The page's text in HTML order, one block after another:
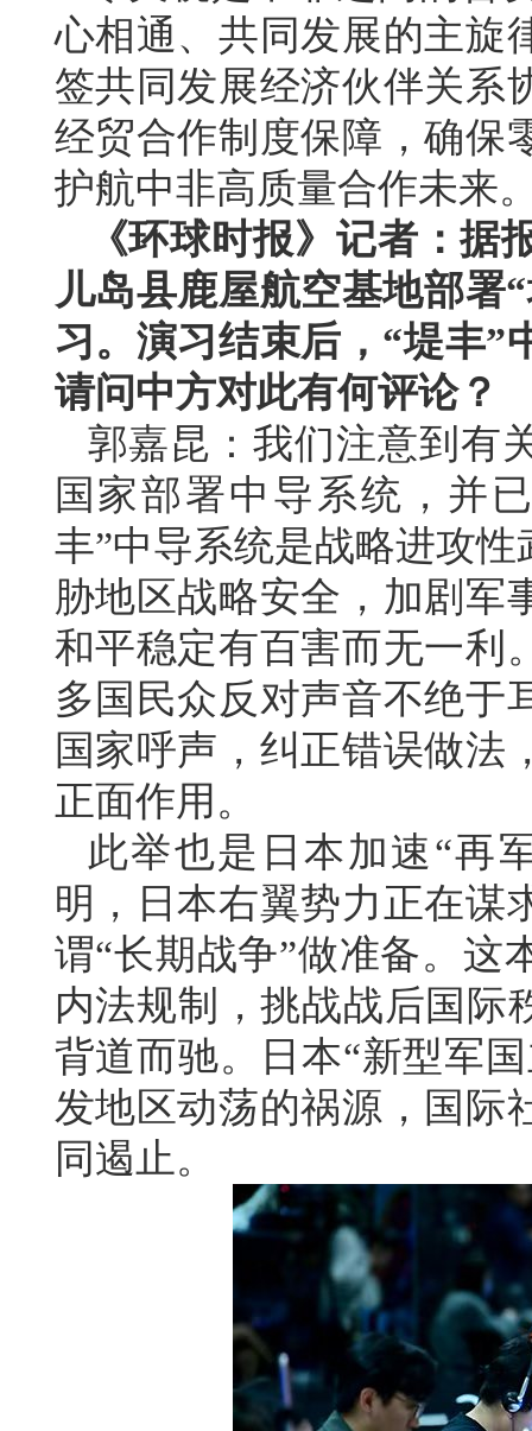
心相通、共同发展的主旋
签共同发展经济伙伴关系
经贸合作制度保障，确保
护航中非高质量合作未来
《环球时报》记者：据
儿岛县鹿屋航空基地部署
习。演习结束后，“堤丰”
请问中方对此有何评论？
郭嘉昆：我们注意到有
国家部署中导系统，并
丰”中导系统是战略进攻
胁地区战略安全，加剧军
和平稳定有百害而无一利
多国民众反对声音不绝于
国家呼声，纠正错误做法
正面作用。
此举也是日本加速“再
明，日本右翼势力正在谋
谓“长期战争”做准备。这
内法规制，挑战战后国际
背道而驰。日本“新型军
发地区动荡的祸源，国际
同遏止。